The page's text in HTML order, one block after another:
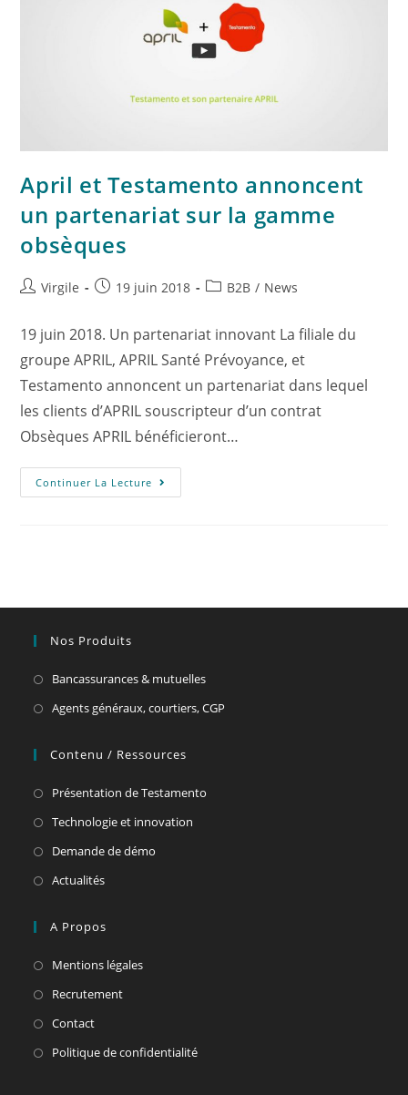
April et Testamento annoncent
un partenariat sur la gamme
obsèques
Virgile 19 juin 2018 B2B / News
19 juin 2018. Un partenariat innovant La filiale du
groupe APRIL, APRIL Santé Prévoyance, et
Testamento annoncent un partenariat dans lequel
les clients d’APRIL souscripteur d’un contrat
Obsèques APRIL bénéficieront…
Continuer La Lecture
Nos Produits
Bancassurances & mutuelles
Agents généraux, courtiers, CGP
Contenu / Ressources
Présentation de Testamento
Technologie et innovation
Demande de démo
Actualités
A Propos
Mentions légales
Recrutement
Contact
Politique de confidentialité